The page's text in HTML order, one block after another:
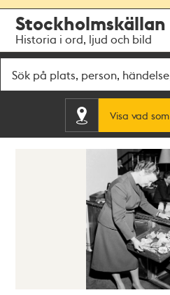
navigationen
huvudinnehållet
Stockholmskällan
Historia i ord, ljud och bild
Visa vad